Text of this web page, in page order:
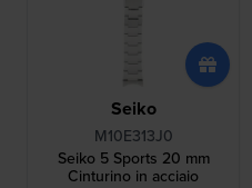
Seiko
M10E313J0
Seiko 5 Sports 20 mm
Cinturino in acciaio